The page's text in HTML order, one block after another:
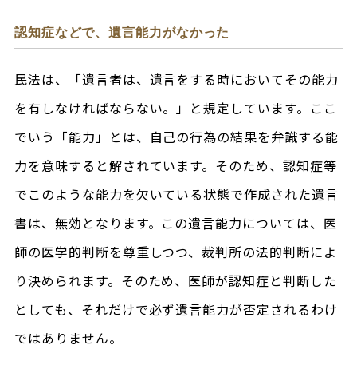
認知症などで、遺言能力がなかった
民法は、「遺言者は、遺言をする時においてその能力
を有しなければならない。」と規定しています。ここ
でいう「能力」とは、自己の行為の結果を弁識する能
力を意味すると解されています。そのため、認知症等
でこのような能力を欠いている状態で作成された遺言
書は、無効となります。この遺言能力については、医
師の医学的判断を尊重しつつ、裁判所の法的判断によ
り決められます。そのため、医師が認知症と判断した
としても、それだけで必ず遺言能力が否定されるわけ
ではありません。